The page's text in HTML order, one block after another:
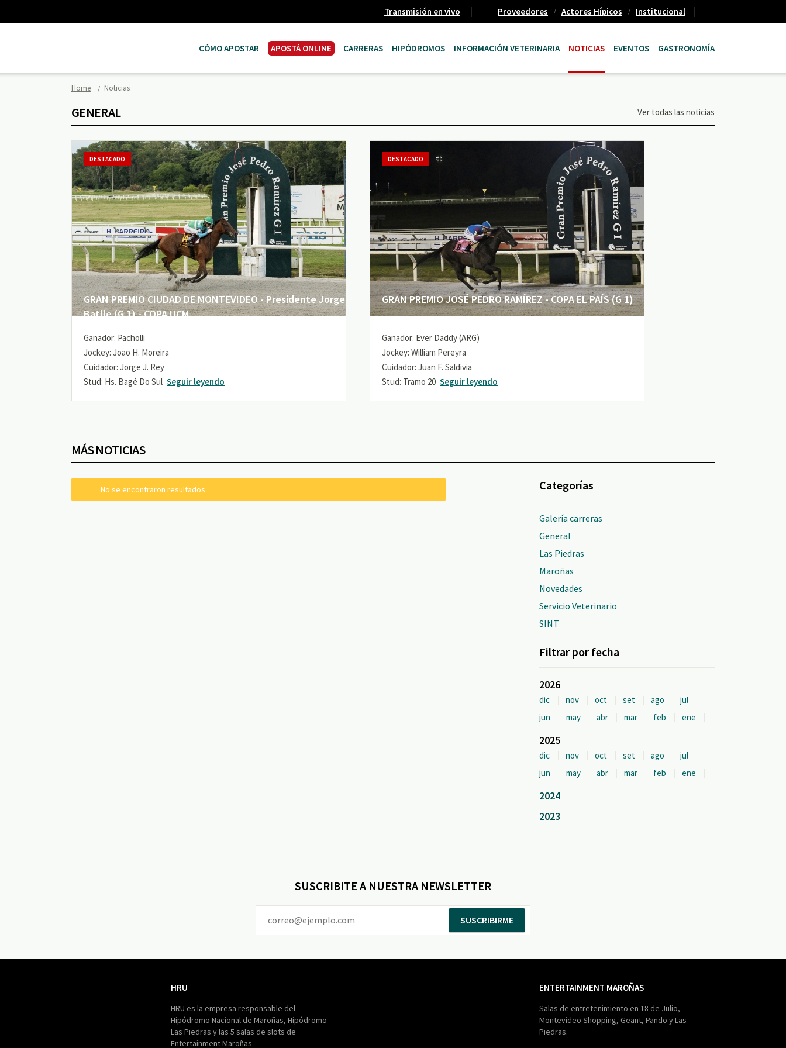
Transmisión en vivo Proveedores Actores Hípicos Institucional
CÓMO APOSTAR APOSTÁ ONLINE CARRERAS HIPÓDROMOS INFORMACIÓN VETERINARIA NOTICIAS EVENTOS GASTRONOMÍA
Home Noticias
GENERAL Ver todas las noticias
GRAN PREMIO CIUDAD DE MONTEVIDEO - Presidente Jorge
Batlle (G 1) - COPA UCM
DESTACADO
Ganador: Pacholli
Jockey: Joao H. Moreira
Cuidador: Jorge J. Rey
Stud: Hs. Bagé Do Sul Seguir leyendo
GRAN PREMIO JOSÉ PEDRO RAMÍREZ - COPA EL PAÍS (G 1)
DESTACADO
Ganador: Ever Daddy (ARG)
Jockey: William Pereyra
Cuidador: Juan F. Saldivia
Stud: Tramo 20 Seguir leyendo
MÁS NOTICIAS
No se encontraron resultados Categorías
Galería carreras
General
Las Piedras
Maroñas
Novedades
Servicio Veterinario
SINT
Filtrar por fecha
2026
dic nov oct set ago
jul
jun
may abr mar feb ene
2025
dic nov oct set ago
jul
jun
may abr mar feb ene
2024
2023
SUSCRIBITE A NUESTRA NEWSLETTER
SUSCRIBIRME
HRU
HRU es la empresa responsable del
Hipódromo Nacional de Maroñas, Hipódromo
Las Piedras y las 5 salas de slots de
Entertainment Maroñas
ENTERTAINMENT MAROÑAS
Salas de entretenimiento en 18 de Julio,
Montevideo Shopping, Geant, Pando y Las
Piedras.